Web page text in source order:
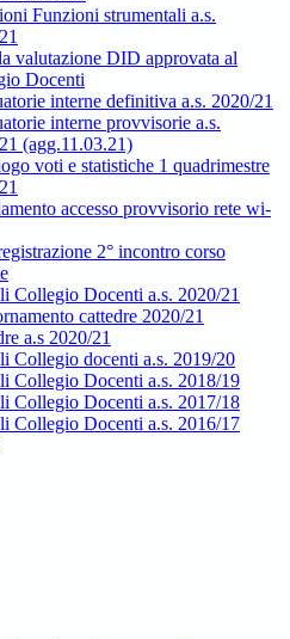
Funzioni strumentali a.s.
valutazione DID approvata al
Docenti
interne definitiva a.s. 2020/21
interne provvisorie a.s.
(agg.11.03.21)
voti e statistiche 1 quadrimestre
accesso provvisorio rete wi-
2° incontro corso
Collegio Docenti a.s. 2020/21
cattedre 2020/21
a.s 2020/21
Collegio docenti a.s. 2019/20
Collegio Docenti a.s. 2018/19
Collegio Docenti a.s. 2017/18
Collegio Docenti a.s. 2016/17